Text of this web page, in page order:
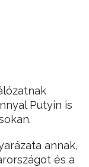
Putyin is
annak,
és a